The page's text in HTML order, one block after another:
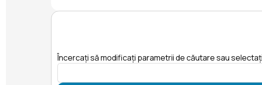
Încercați să modificați parametrii de căutare sau